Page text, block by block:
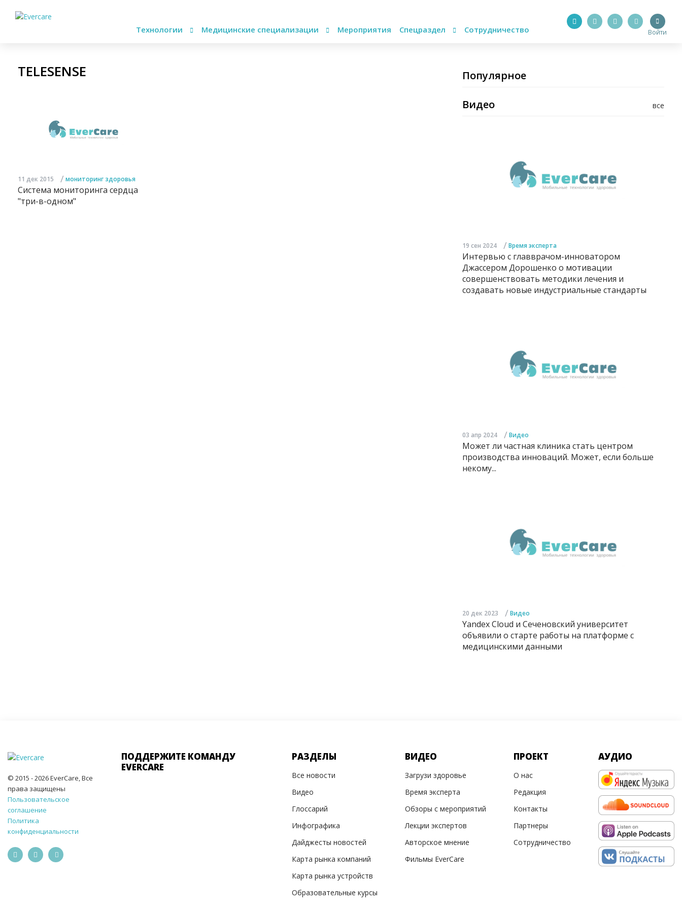
Технологии Медицинские специализации Мероприятия Спецраздел Сотрудничество Войти
TELESENSE
11 дек 2015 / мониторинг здоровья
Система мониторинга сердца
"три-в-одном"
Популярное
все
Видео
19 сен 2024 / Время эксперта
Интервью с главврачом-инноватором
Джассером Дорошенко о мотивации
совершенствовать методики лечения и
создавать новые индустриальные стандарты
03 апр 2024 / Видео
Может ли частная клиника стать центром
производства инноваций. Может, если больше
некому...
20 дек 2023 / Видео
Yandex Cloud и Сеченовский университет
объявили о старте работы на платформе с
медицинскими данными
© 2015 - 2026 EverCare, Все
права защищены
Пользовательское
соглашение
Политика
конфиденциальности
ПОДДЕРЖИТЕ КОМАНДУ
EVERCARE
РАЗДЕЛЫ
Все новости
Видео
Глоссарий
Инфографика
Дайджесты новостей
Карта рынка компаний
Карта рынка устройств
Образовательные курсы
ВИДЕО
Загрузи здоровье
Время эксперта
Обзоры с мероприятий
Лекции экспертов
Авторское мнение
Фильмы EverCare
ПРОЕКТ
О нас
Редакция
Контакты
Партнеры
Сотрудничество
АУДИО